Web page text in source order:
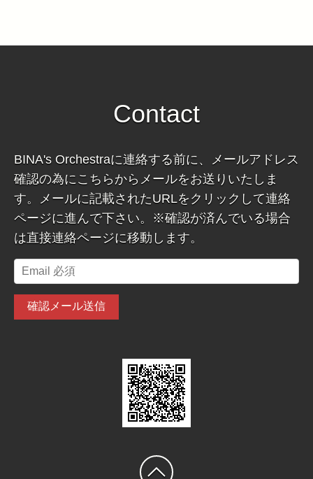
Contact
BINA's Orchestraに連絡する前に、メールアドレス
確認の為にこちらからメールをお送りいたしま
す。メールに記載されたURLをクリックして連絡
ページに進んで下さい。※確認が済んでいる場合
は直接連絡ページに移動します。